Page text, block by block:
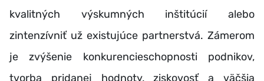
kvalitných výskumných inštitúcií alebo
zintenzívniť už existujúce partnerstvá. Zámerom
je zvýšenie konkurencieschopnosti podnikov,
tvorba pridanej hodnoty, ziskovosť a väčšia